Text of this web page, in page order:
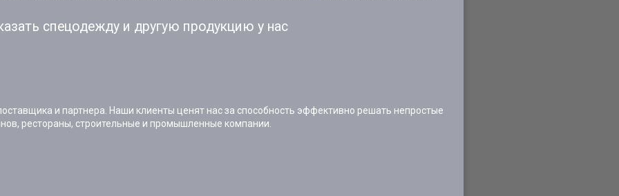
спецодежду и другую продукцию у нас
и партнера. Наши клиенты ценят нас за способность эффективно решать непростые
рестораны, строительные и промышленные компании.